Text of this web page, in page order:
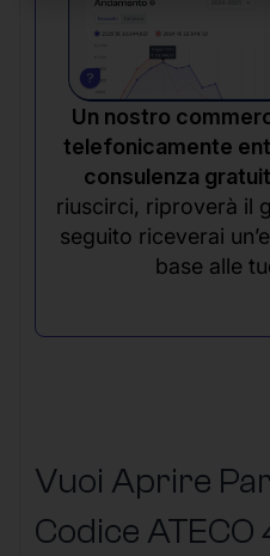
Un nostro
telefonicamente
consulenza
riuscirci, riproverà il
seguito riceverai
base alle
Vuoi Aprire
Codice ATECO